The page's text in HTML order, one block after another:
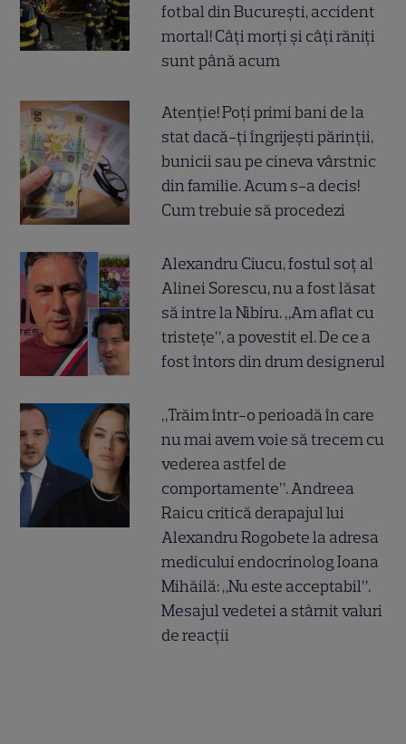
fotbal din București, accident
mortal! Câți morți și câți răniți
sunt până acum
Atenție! Poți primi bani de la
stat dacă-ți îngrijești părinții,
bunicii sau pe cineva vârstnic
din familie. Acum s-a decis!
Cum trebuie să procedezi
Alexandru Ciucu, fostul soț al
Alinei Sorescu, nu a fost lăsat
să intre la Nibiru. „Am aflat cu
tristețe”, a povestit el. De ce a
fost întors din drum designerul
„Trăim într-o perioadă în care
nu mai avem voie să trecem cu
vederea astfel de
comportamente”. Andreea
Raicu critică derapajul lui
Alexandru Rogobete la adresa
medicului endocrinolog Ioana
Mihăilă: „Nu este acceptabil”.
Mesajul vedetei a stârnit valuri
de reacții